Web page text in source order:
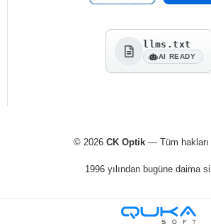
llms.txt
AI READY
© 2026 CK Optik— Tüm hakları
1996 yılından bugüne daima